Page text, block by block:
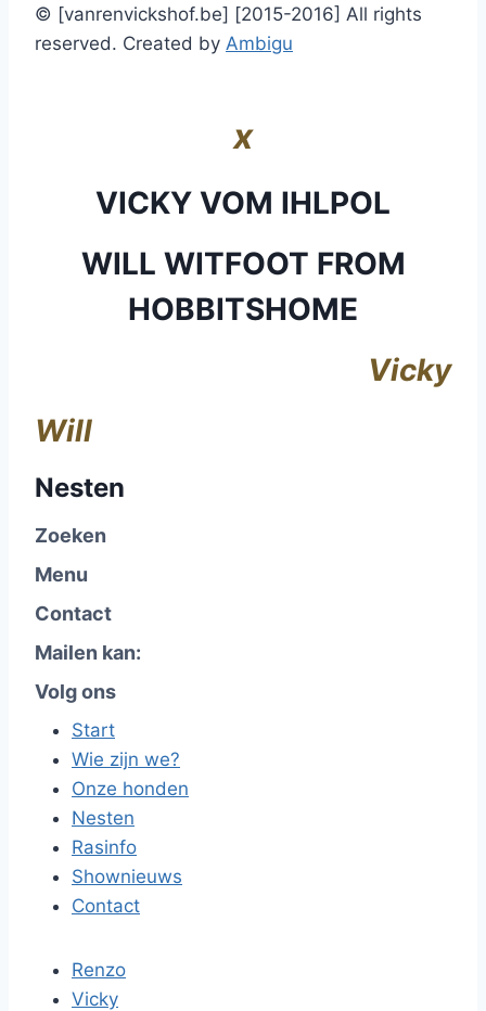
© [vanrenvickshof.be] [2015-2016] All rights
reserved. Created by Ambigu
x
VICKY VOM IHLPOL
WILL WITFOOT FROM
HOBBITSHOME
Vicky
Will
Nesten
Zoeken
Menu
Contact
Mailen kan:
Volg ons
Start
Wie zijn we?
Onze honden
Nesten
Rasinfo
Shownieuws
Contact
Renzo
Vicky